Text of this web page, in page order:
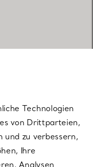
Technologien
von Drittparteien,
und zu verbessern,
Ihre
Analysen